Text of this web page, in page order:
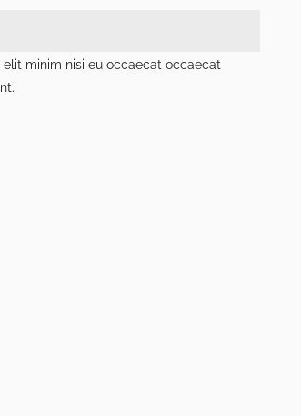
minim nisi eu occaecat occaecat